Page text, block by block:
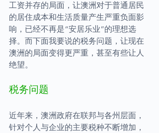
工资并存的局面，让澳洲对于普通居民
的居住成本和生活质量产生严重负面影
响，已经不再是“安居乐业”的理想选
择。而下面我要说的税务问题，让现在
澳洲的局面变得更严重，甚至有些让人
绝望。
税务问题
近年来，澳洲政府在联邦与各州层面，
针对个人与企业的主要税种不断增加，